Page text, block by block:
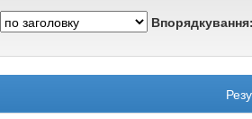
Впорядкування: